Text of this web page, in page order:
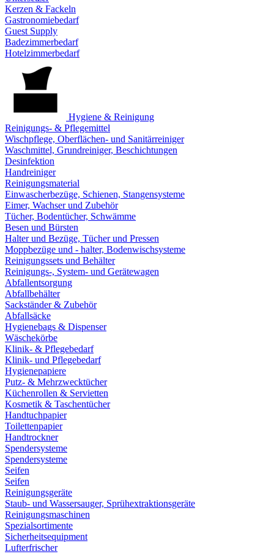
Kerzen & Fackeln
Gastronomiebedarf
Guest Supply
Badezimmerbedarf
Hotelzimmerbedarf
Hygiene & Reinigung
Reinigungs- & Pflegemittel
Wischpflege, Oberflächen- und Sanitärreiniger
Waschmittel, Grundreiniger, Beschichtungen
Desinfektion
Handreiniger
Reinigungsmaterial
Einwascherbezüge, Schienen, Stangensysteme
Eimer, Wachser und Zubehör
Tücher, Bodentücher, Schwämme
Besen und Bürsten
Halter und Bezüge, Tücher und Pressen
Moppbezüge und - halter, Bodenwischsysteme
Reinigungssets und Behälter
Reinigungs-, System- und Gerätewagen
Abfallentsorgung
Abfallbehälter
Sackständer & Zubehör
Abfallsäcke
Hygienebags & Dispenser
Wäschekörbe
Klinik- & Pflegebedarf
Klinik- und Pflegebedarf
Hygienepapiere
Putz- & Mehrzwecktücher
Küchenrollen & Servietten
Kosmetik & Taschentücher
Handtuchpapier
Toilettenpapier
Handtrockner
Spendersysteme
Spendersysteme
Seifen
Seifen
Reinigungsgeräte
Staub- und Wassersauger, Sprühextraktionsgeräte
Reinigungsmaschinen
Spezialsortimente
Sicherheitsequipment
Lufterfrischer